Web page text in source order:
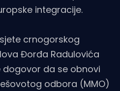
integracije.
crnogorskog
Đorđa Radulovića
da se obnovi
odbora (MMO)